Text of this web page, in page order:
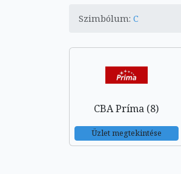
Szimbólum: C
CBA Príma (8)
Üzlet megtekintése